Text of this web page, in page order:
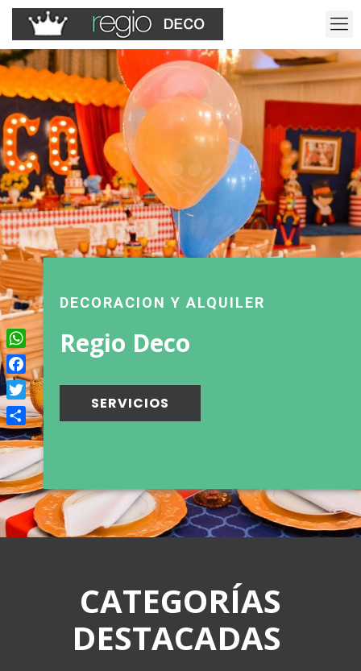
DECORACION Y ALQUILER
Regio Deco
SERVICIOS
CATEGORÍAS
DESTACADAS
WhatsApp
Facebook
Twitter
Compartir